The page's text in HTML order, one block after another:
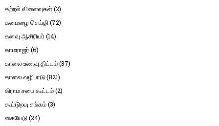
கற்றல் விளைவுகள்(2)
கனமழை செய்தி(72)
கனவு ஆசிரியர் (14)
காமராஜர் (6)
காலை உணவு திட்டம்(37)
காலை வழிபாடு(821)
கிராம சபை கூட்டம்(2)
கூட்டுறவு சங்கம்(3)
கையேடு(24)